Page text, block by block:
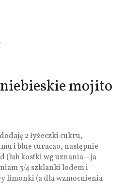
mojito
2 łyżeczki cukru,
i blue curacao, następnie
(lub kostki wg uznania – ja
3/4 szklanki lodem i
limonki (a dla wzmocnienia